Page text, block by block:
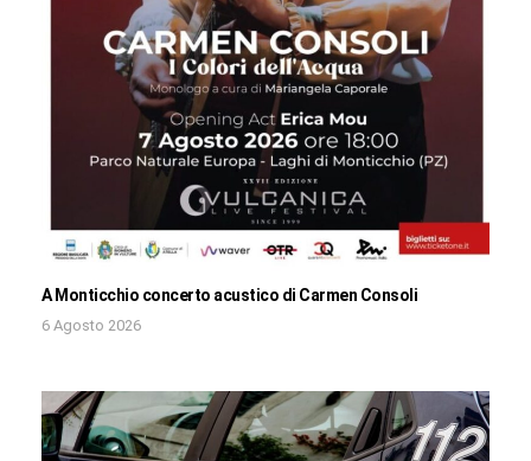
A Monticchio concerto acustico di Carmen Consoli
6 Agosto 2026